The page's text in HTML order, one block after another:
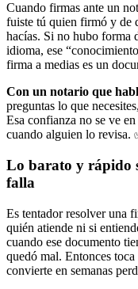
Cuando firmas ante un
fuiste tú quien firmó y de
hacías. Si no hubo forma
idioma, ese
firma a medias es un
Con un notario que
preguntas lo que
Esa confianza no se ve
cuando alguien lo revisa.
Lo barato y rápido
falla
Es tentador resolver una
quién atiende ni si
cuando ese documento
quedó mal. Entonces
convierte en semanas